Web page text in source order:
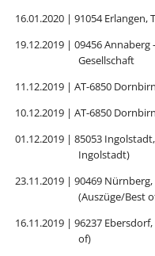
16.01.2020 | 91054
19.12.2019 | 09456
Gesellschaft
11.12.2019 | AT-6850
10.12.2019 | AT-6850
01.12.2019 | 85053
Ingolstadt)
23.11.2019 | 90469
(Auszüge/Best
16.11.2019 | 96237
of)